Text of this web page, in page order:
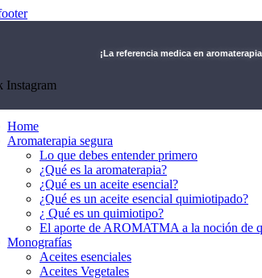
¡La referencia medica en
Instagram
Home
Aromaterapia segura
Lo que debes entender primero
¿Qué es la aromaterapia?
¿Qué es un aceite esencial?
¿Qué es un aceite esencial quimiotipado?
¿ Qué es un quimiotipo?
El aporte de AROMATMA a la noción de
Monografías
Aceites esenciales
Aceites Vegetales